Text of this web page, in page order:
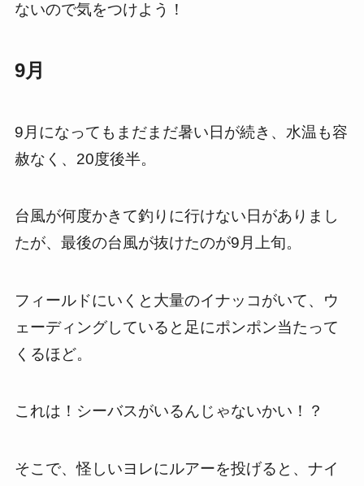
ないので気をつけよう！
9月
9月になってもまだまだ暑い日が続き、水温も容
赦なく、20度後半。
台風が何度かきて釣りに行けない日がありまし
たが、最後の台風が抜けたのが9月上旬。
フィールドにいくと大量のイナッコがいて、ウ
ェーディングしていると足にポンポン当たって
くるほど。
これは！シーバスがいるんじゃないかい！？
そこで、怪しいヨレにルアーを投げると、ナイ